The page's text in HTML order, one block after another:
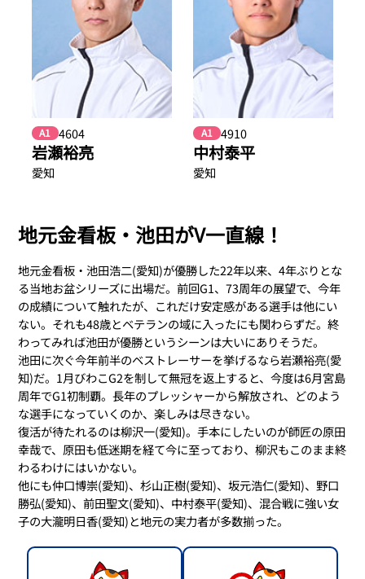
A1 4604
岩瀬裕亮
愛知
A1 4910
中村泰平
愛知
地元金看板・池田がV一直線！
地元金看板・池田浩二(愛知)が優勝した22年以来、4年ぶりとな
る当地お盆シリーズに出場だ。前回G1、73周年の展望で、今年
の成績について触れたが、これだけ安定感がある選手は他にい
ない。それも48歳とベテランの域に入ったにも関わらずだ。終
わってみれば池田が優勝というシーンは大いにありそうだ。
池田に次ぐ今年前半のベストレーサーを挙げるなら岩瀬裕亮(愛
知)だ。1月びわこG2を制して無冠を返上すると、今度は6月宮島
周年でG1初制覇。長年のプレッシャーから解放され、どのよう
な選手になっていくのか、楽しみは尽きない。
復活が待たれるのは柳沢一(愛知)。手本にしたいのが師匠の原田
幸哉で、原田も低迷期を経て今に至っており、柳沢もこのまま終
わるわけにはいかない。
他にも仲口博崇(愛知)、杉山正樹(愛知)、坂元浩仁(愛知)、野口
勝弘(愛知)、前田聖文(愛知)、中村泰平(愛知)、混合戦に強い女
子の大瀧明日香(愛知)と地元の実力者が多数揃った。